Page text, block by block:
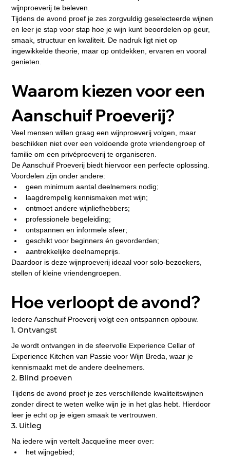
wijnproeverij te beleven.
Tijdens de avond proef je zes zorgvuldig geselecteerde wijnen
en leer je stap voor stap hoe je wijn kunt beoordelen op geur,
smaak, structuur en kwaliteit. De nadruk ligt niet op
ingewikkelde theorie, maar op ontdekken, ervaren en vooral
genieten.
Waarom kiezen voor een
Aanschuif Proeverij?
Veel mensen willen graag een wijnproeverij volgen, maar
beschikken niet over een voldoende grote vriendengroep of
familie om een privéproeverij te organiseren.
De Aanschuif Proeverij biedt hiervoor een perfecte oplossing.
Voordelen zijn onder andere:
geen minimum aantal deelnemers nodig;
laagdrempelig kennismaken met wijn;
ontmoet andere wijnliefhebbers;
professionele begeleiding;
ontspannen en informele sfeer;
geschikt voor beginners én gevorderden;
aantrekkelijke deelnameprijs.
Daardoor is deze wijnproeverij ideaal voor solo-bezoekers,
stellen of kleine vriendengroepen.
Hoe verloopt de avond?
Iedere Aanschuif Proeverij volgt een ontspannen opbouw.
1. Ontvangst
Je wordt ontvangen in de sfeervolle Experience Cellar of
Experience Kitchen van Passie voor Wijn Breda, waar je
kennismaakt met de andere deelnemers.
2. Blind proeven
Tijdens de avond proef je zes verschillende kwaliteitswijnen
zonder direct te weten welke wijn je in het glas hebt. Hierdoor
leer je echt op je eigen smaak te vertrouwen.
3. Uitleg
Na iedere wijn vertelt Jacqueline meer over:
het wijngebied;